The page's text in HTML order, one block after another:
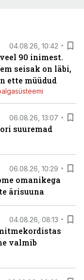
04.08.26, 10:42
90 inimest.
seisak on läbi,
ette müüdud
06.08.26, 13:07
suuremad
06.08.26, 10:29
omanikega
ärisuuna
04.08.26, 08:13
valmib